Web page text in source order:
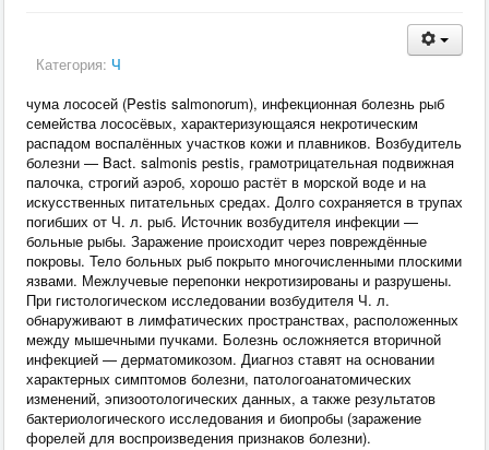
Категория: Ч
чума лососей (Pestis salmonorum), инфекционная болезнь рыб
семейства лососёвых, характеризующаяся некротическим
распадом воспалённых участков кожи и плавников. Возбудитель
болезни — Bact. salmonis pestis, грамотрицательная подвижная
палочка, строгий аэроб, хорошо растёт в морской воде и на
искусственных питательных средах. Долго сохраняется в трупах
погибших от Ч. л. рыб. Источник возбудителя инфекции —
больные рыбы. Заражение происходит через повреждённые
покровы. Тело больных рыб покрыто многочисленными плоскими
язвами. Межлучевые перепонки некротизированы и разрушены.
При гистологическом исследовании возбудителя Ч. л.
обнаруживают в лимфатических пространствах, расположенных
между мышечными пучками. Болезнь осложняется вторичной
инфекцией — дерматомикозом. Диагноз ставят на основании
характерных симптомов болезни, патологоанатомических
изменений, эпизоотологических данных, а также результатов
бактериологического исследования и биопробы (заражение
форелей для воспроизведения признаков болезни).